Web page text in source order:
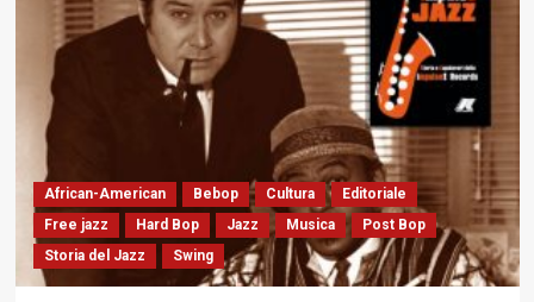
Original
Jelly
Roll
Blues:
Jelly
postriboli
e
New
Deal
African-American Bebop Cultura
Editoriale
Free jazz
Hard Bop Jazz Musica
Post Bop
Storia del Jazz
Swing